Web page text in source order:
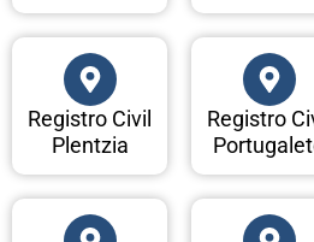
Registro Civil
Plentzia
Registro